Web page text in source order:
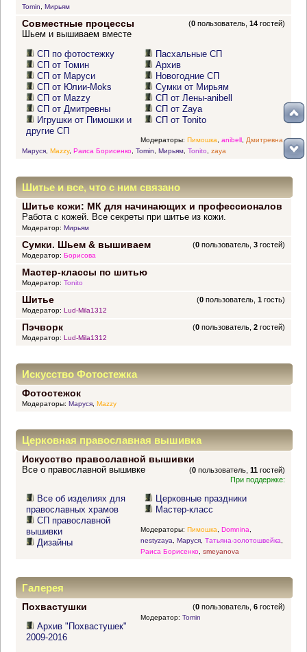
Tomin
Мирьям
Совместные процессы (0 пользователь,14 гостей)
Шьем и вышиваем вместе
СП по фотостежку
СП от Томин
СП от Маруси
СП от Юлии-Moks
СП от Mazzy
СП от Дмитревны
Игрушки от Пимошки и
другие СП
Пасхальные СП
Архив
Новогодние СП
Сумки от Мирьям
СП от Лены-anibell
СП от Zaya
СП от Tonito
Модераторы: Пимошка anibell, Дмитревна,
Маруся, Mazzy, Раиса Борисенко, Tomin Мирьям, Tonito zaya
Шитье и все, что с ним связано
Шитье кожи: МК для начинающих и профессионалов
Работа с кожей. Все секреты при шитье из кожи.
Модератор: Мирьям
Сумки. Шьем & вышиваем (0 пользователь,3 гостей)
Модератор: Борисова
Мастер-классы по шитью
Модератор: Tonito
Шитье (0 пользователь,1 гость)
Модератор: Lud-Mila1312
Пэчворк (0 пользователь,2 гостей)
Модератор: Lud-Mila1312
Искусство Фотостежка
Фотостежок
Модераторы: Маруся, Mazzy
Церковная православная вышивка
Искусство православной вышивки
(0 пользователь,11 гостей)
Все о православной вышивке
При поддержке:
Все об изделиях для
православных храмов
СП православной
вышивки
Дизайны
Церковные праздники
Мастер-класс
Модераторы: Пимошка Domnina
nestyzaya
Маруся, Татьяна-золотошвейка
Раиса Борисенко, smeyanova
Галерея
Похвастушки (0 пользователь,6 гостей)
Архив "Похвастушек"
2009-2016
Модератор: Tomin